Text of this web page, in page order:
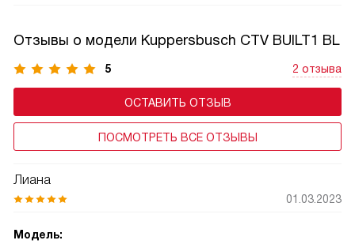
концерт, делая просмотр по-настоящему
кинематографичным и эмоциональным.
Отзывы о модели Kuppersbusch CTV BUILT1 BL
5 2 отзыва
ОСТАВИТЬ ОТЗЫВ
ПОСМОТРЕТЬ ВСЕ ОТЗЫВЫ
Лиана
01.03.2023
Модель: